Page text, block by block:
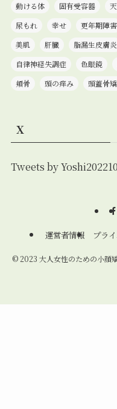
動ける体
固有受容器
尿もれ
幸せ 更年期障害
美肌
肝臓 脂漏生皮膚炎
自律神経失調症
色眼鏡
頬骨
頭の痒み 頭蓋骨
X
Tweets by Yoshi202210
運営者情報 プラ
©2023 大人女性のための小顔